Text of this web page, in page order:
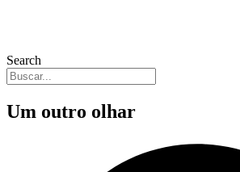
Search
Um outro olhar